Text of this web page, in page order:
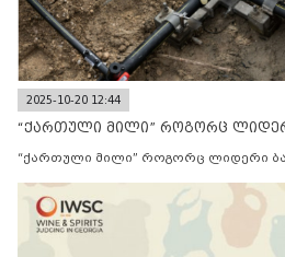
2025-10-20 12:44
“ქართული მილი” როგორც
“ქართული მილი” როგორც ლიდერი